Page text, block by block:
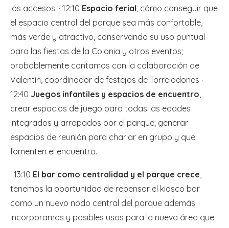
los accesos. · 12:10 Espacio ferial, cómo conseguir que
el espacio central del parque sea más confortable,
más verde y atractivo, conservando su uso puntual
para las fiestas de la Colonia y otros eventos;
probablemente contamos con la colaboración de
Valentín, coordinador de festejos de Torrelodones ·
12:40 Juegos infantiles y espacios de encuentro,
crear espacios de juego para todas las edades
integrados y arropados por el parque; generar
espacios de reunión para charlar en grupo y que
fomenten el encuentro.
· 13:10 El bar como centralidad y el parque crece,
tenemos la oportunidad de repensar el kiosco bar
como un nuevo nodo central del parque además
incorporamos y posibles usos para la nueva área que